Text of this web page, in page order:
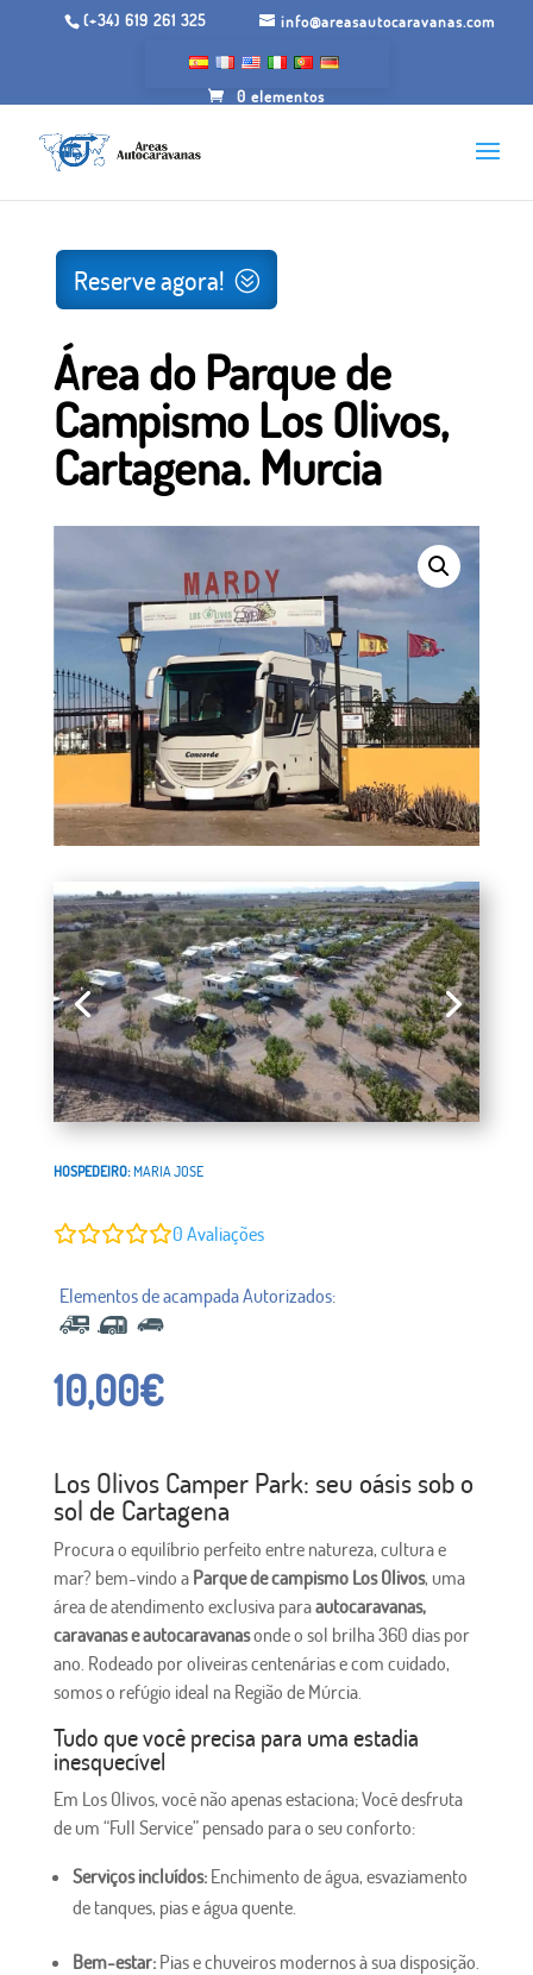
(+34) 619 261 325 info@areasautocaravanas.com
0 elementos
Campismo Los Olivos, Cartagena. Murcia
Reserve agora!
Área do Parque de
Campismo Los Olivos,
Cartagena. Murcia
HOSPEDEIRO:MARIA JOSE
0 Avaliações
10,00€
Los Olivos Camper Park: seu oásis sob o
sol de Cartagena
Procura o equilíbrio perfeito entre natureza, cultura e
mar? bem-vindo a Parque de campismo Los Olivos, uma
área de atendimento exclusiva paraautocaravanas,
caravanas e autocaravanasonde o sol brilha 360 dias por
ano. Rodeado por oliveiras centenárias e com cuidado,
somos o refúgio ideal na Região de Múrcia.
Tudo que você precisa para uma estadia
inesquecível
Em Los Olivos, você não apenas estaciona; Você desfruta
de um “Full Service” pensado para o seu conforto:
Serviços incluídos:Enchimento de água, esvaziamento
de tanques, pias e água quente.
Bem-estar:Pias e chuveiros modernos à sua disposição.